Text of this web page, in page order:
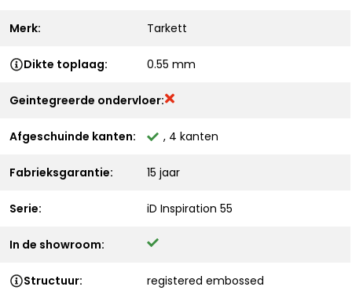
Merk: Tarkett
Dikte toplaag: 0.55 mm
Geintegreerde ondervloer:
Afgeschuinde kanten: , 4 kanten
Fabrieksgarantie: 15 jaar
Serie: iD Inspiration 55
In de showroom:
Structuur: registered embossed